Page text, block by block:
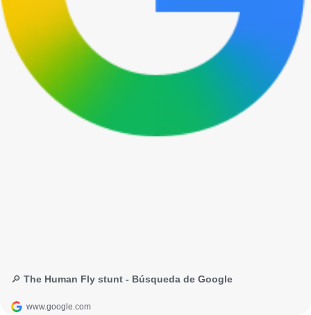
🔎 The Human Fly stunt - Búsqueda de Google
www.google.com